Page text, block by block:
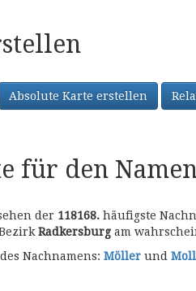
Absolute Karte erstellen
für den
der 118168. häufigste
Radkersburg am
Nachnamens: Möller und